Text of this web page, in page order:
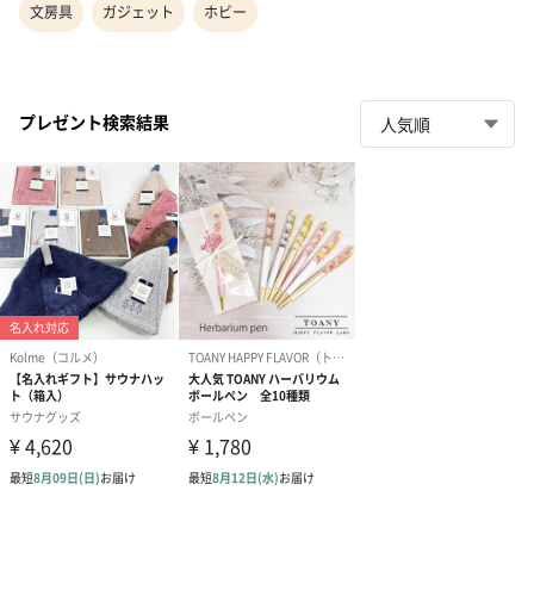
文房具 ガジェット ホビー
プレゼント検索結果